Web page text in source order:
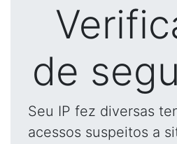
de
Seu IP fez diversas
acessos suspeitos a